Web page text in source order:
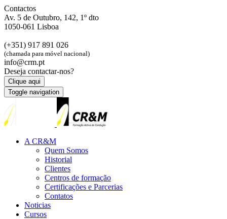
Contactos
Av. 5 de Outubro, 142, 1º dto
1050-061 Lisboa
(+351) 917 891 026
(chamada para móvel nacional)
info@crm.pt
Deseja contactar-nos?
Clique aqui
Toggle navigation
A CR&M
Quem Somos
Historial
Clientes
Centros de formação
Certificações e Parcerias
Contatos
Noticias
Cursos